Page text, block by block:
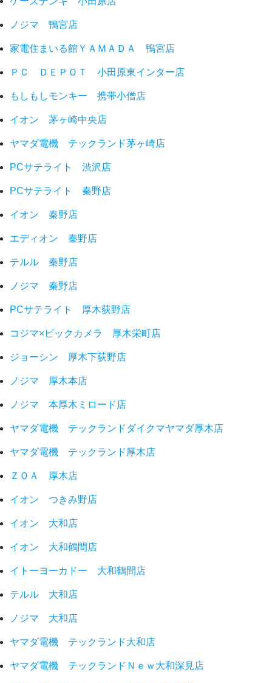
ノジマ 鴨宮店
家電住まいる館ＹＡＭＡＤＡ 鴨宮店
ＰＣ ＤＥＰＯＴ 小田原東インター店
もしもしモンキー 携帯小僧店
イオン 茅ヶ崎中央店
ヤマダ電機 テックランド茅ヶ崎店
PCサテライト 渋沢店
PCサテライト 秦野店
イオン 秦野店
エディオン 秦野店
テルル 秦野店
ノジマ 秦野店
PCサテライト 厚木荻野店
コジマ×ビックカメラ 厚木栄町店
ジョーシン 厚木下荻野店
ノジマ 厚木本店
ノジマ 本厚木ミロード店
ヤマダ電機 テックランドダイクマヤマダ厚木店
ヤマダ電機 テックランド厚木店
ＺＯＡ 厚木店
イオン つきみ野店
イオン 大和店
イオン 大和鶴間店
イトーヨーカドー 大和鶴間店
テルル 大和店
ノジマ 大和店
ヤマダ電機 テックランド大和店
ヤマダ電機 テックランドＮｅｗ大和深見店